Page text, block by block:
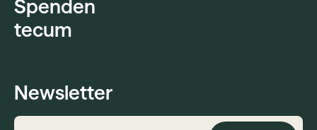
Spenden
tecum
Newsletter